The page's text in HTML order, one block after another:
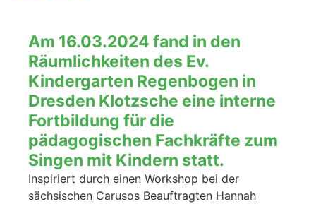
Am 16.03.2024 fand in den
Räumlichkeiten des Ev.
Kindergarten Regenbogen in
Dresden Klotzsche eine interne
Fortbildung für die
pädagogischen Fachkräfte zum
Singen mit Kindern statt.
Inspiriert durch einen Workshop bei der
sächsischen Carusos Beauftragten Hannah